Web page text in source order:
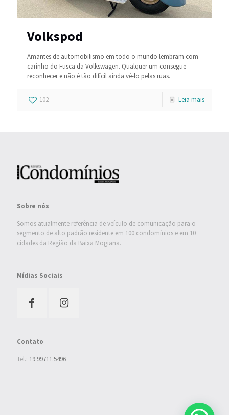
Volkspod
Amantes de automobilismo em todo o mundo lembram com
carinho do Fusca da Volkswagen. Qualquer um consegue
reconhecer e não é tão difícil ainda vê-lo pelas ruas.
102 Leia mais
Sobre nós
Somos atualmente referência de veículo de comunicação para o
segmento de alto padrão residente em 100 condomínios e em 10
cidades da Região da Baixa Mogiana.
Mídias Sociais
Contato
Tel.: 19 99711.5496